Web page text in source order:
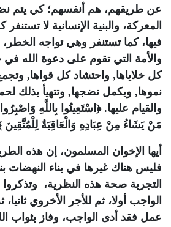
عن طريقهم، هم أنفسهم؛ كي يتم
المعركة، والبنية الإنسانية لا
فيها، كما تستنفر وهي تواجه
والأمة التي تقوم على دعوة الله
كل خلاياها, واحتشاد كل قواها,
نموها, ويكمل نضجها, وتتهيأ بذلك
والقيام عليها. ﴿اسْتَعِينُوا بِاللَّهِ
مَنْ يَشَاءُ مِنْ عِبَادِهِ وَالْعَاقِبَةُ لِلْمُتَّقِينَ ﴾
أيها الإخوان المسلمون، إن هذه
فليس هناك غيرها في بناء النهضات
التجربة صحة هذه النظرية، وتذكروا
الواجب أولا، ثم للأجر الأخروي ثانيا،
عمل فقد أدى الواجب، وفاز بثواب